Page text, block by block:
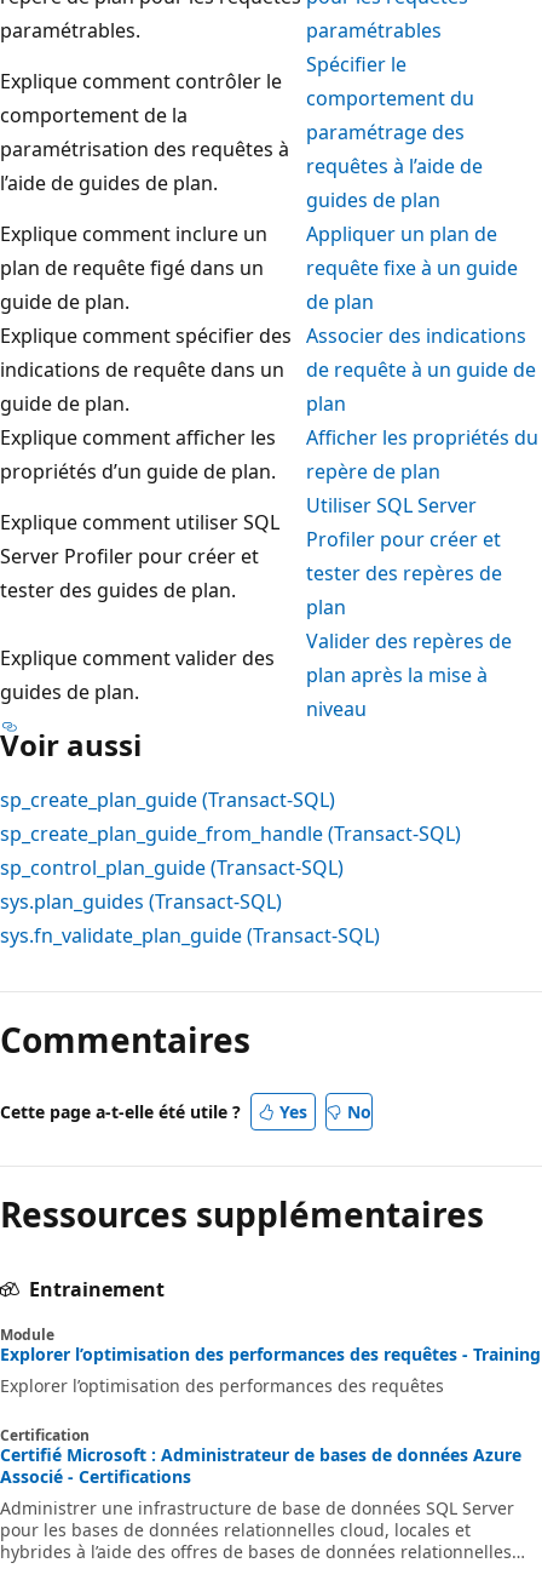
paramétrables.
paramétrables
Explique comment contrôler le
comportement de la
paramétrisation des requêtes à
l’aide de guides de plan.
Spécifier le
comportement du
paramétrage des
requêtes à l’aide de
guides de plan
Explique comment inclure un
plan de requête figé dans un
guide de plan.
Appliquer un plan de
requête fixe à un guide
de plan
Explique comment spécifier des
indications de requête dans un
guide de plan.
Associer des indications
de requête à un guide de
plan
Explique comment afficher les
propriétés d’un guide de plan.
Afficher les propriétés du
repère de plan
Explique comment utiliser SQL
Server Profiler pour créer et
tester des guides de plan.
Utiliser SQL Server
Profiler pour créer et
tester des repères de
plan
Explique comment valider des
guides de plan.
Valider des repères de
plan après la mise à
niveau
Voir aussi
sp_create_plan_guide (Transact-SQL)
sp_create_plan_guide_from_handle (Transact-SQL)
sp_control_plan_guide (Transact-SQL)
sys.plan_guides (Transact-SQL)
sys.fn_validate_plan_guide (Transact-SQL)
Commentaires
Cette page a-t-elle été utile ? Yes No
Ressources supplémentaires
Entrainement
Module
Explorer l’optimisation des performances des requêtes - Training
Explorer l’optimisation des performances des requêtes
Certification
Certifié Microsoft : Administrateur de bases de données Azure
Associé - Certifications
Administrer une infrastructure de base de données SQL Server
pour les bases de données relationnelles cloud, locales et
hybrides à l’aide des offres de bases de données relationnelles